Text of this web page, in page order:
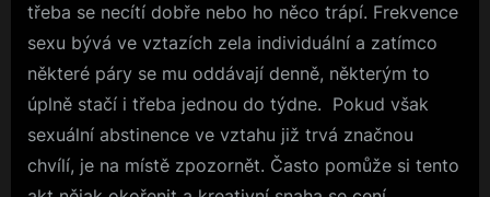
třeba se necítí dobře nebo ho něco trápí. Frekvence
sexu bývá ve vztazích zela individuální a zatímco
některé páry se mu oddávají denně, některým to
úplně stačí i třeba jednou do týdne. Pokud však
sexuální abstinence ve vztahu již trvá značnou
chvílí, je na místě zpozornět. Často pomůže si tento